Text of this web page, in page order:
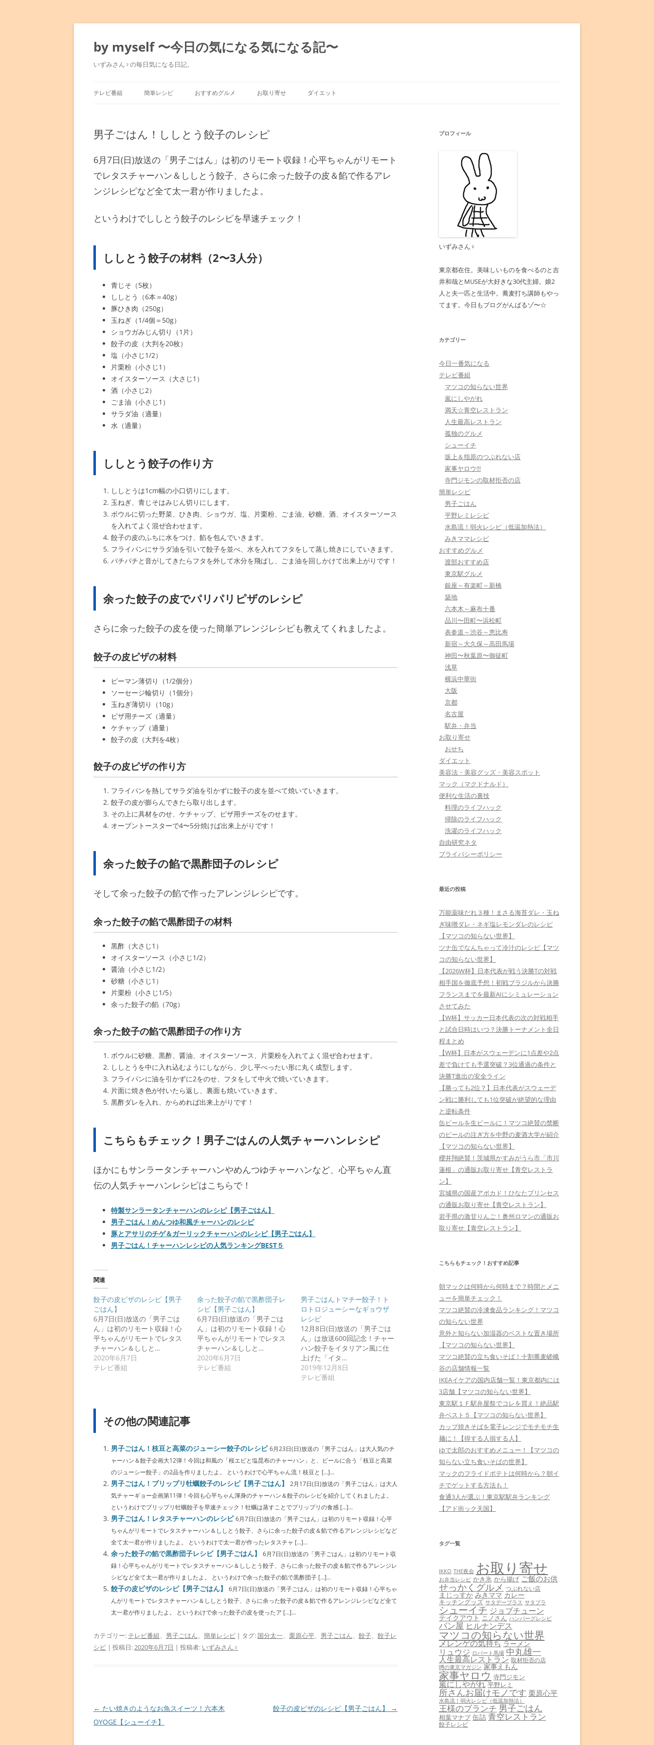
コ
テ
ン
ツ
ス
by myself 〜今日の気になる気になる記〜
いずみさん♀の毎日気になる日記。
テレビ番組
満天☆青空レストラン
孤独のグルメ
簡単レシピ
水島流！弱火レシピ
男子ごはん
おすすめグルメ
銀座～有楽町～新橋
六本木～麻布十番
お取り寄せ ダイエット
男子ごはん！ししとう餃子のレシピ
6月7日(日)放送の「男子ごはん」は初のリモート収録！心平ちゃんがリモート
でレタスチャーハン＆ししとう餃子、さらに余った餃子の皮＆餡で作るアレ
ンジレシピなど全て太一君が作りましたよ。
というわけでししとう餃子のレシピを早速チェック！
ししとう餃子の材料（2〜3人分）
青じそ（5枚）
ししとう（6本＝40g）
豚ひき肉（250g）
玉ねぎ（1/4個＝50g）
ショウガみじん切り（1片）
餃子の皮（大判を20枚）
塩（小さじ1/2）
片栗粉（小さじ1）
オイスターソース（大さじ1）
酒（小さじ2）
ごま油（小さじ1）
サラダ油（適量）
水（適量）
ししとう餃子の作り方
ししとうは1cm幅の小口切りにします。
玉ねぎ、青じそはみじん切りにします。
ボウルに切った野菜、ひき肉、ショウガ、塩、片栗粉、ごま油、砂糖、酒、オイスターソース
を入れてよく混ぜ合わせます。
餃子の皮のふちに水をつけ、餡を包んでいきます。
フライパンにサラダ油を引いて餃子を並べ、水を入れてフタをして蒸し焼きにしていきます。
パチパチと音がしてきたらフタを外して水分を飛ばし、ごま油を回しかけて出来上がりです！
余った餃子の皮でパリパリピザのレシピ
さらに余った餃子の皮を使った簡単アレンジレシピも教えてくれましたよ。
餃子の皮ピザの材料
ピーマン薄切り（1/2個分）
ソーセージ輪切り（1個分）
玉ねぎ薄切り（10g）
ピザ用チーズ（適量）
ケチャップ（適量）
餃子の皮（大判を4枚）
餃子の皮ピザの作り方
フライパンを熱してサラダ油を引かずに餃子の皮を並べて焼いていきます。
餃子の皮が膨らんできたら取り出します。
その上に具材をのせ、ケチャップ、ピザ用チーズをのせます。
オーブントースターで4〜5分焼けば出来上がりです！
余った餃子の餡で黒酢団子のレシピ
そして余った餃子の餡で作ったアレンジレシピです。
余った餃子の餡で黒酢団子の材料
黒酢（大さじ1）
オイスターソース（小さじ1/2）
醤油（小さじ1/2）
砂糖（小さじ1）
片栗粉（小さじ1/5）
余った餃子の餡（70g）
余った餃子の餡で黒酢団子の作り方
ボウルに砂糖、黒酢、醤油、オイスターソース、片栗粉を入れてよく混ぜ合わせます。
ししとうを中に入れ込むようにしながら、少し平べったい形に丸く成型します。
フライパンに油を引かずに2をのせ、フタをして中火で焼いていきます。
片面に焼き色が付いたら返し、裏面も焼いていきます。
黒酢ダレを入れ、からめれば出来上がりです！
こちらもチェック！男子ごはんの人気チャーハンレシピ
ほかにもサンラータンチャーハンやめんつゆチャーハンなど、心平ちゃん直
伝の人気チャーハンレシピはこちらで！
特製サンラータンチャーハンのレシピ【男子ごはん】
男子ごはん！めんつゆ和風チャーハンのレシピ
豚とアサリのチゲ＆ガーリックチャーハンのレシピ【男子ごはん】
男子ごはん！チャーハンレシピの人気ランキングBEST５
関連
餃子の皮ピザのレシピ【男子
ごはん】
6月7日(日)放送の「男子ごは
ん」は初のリモート収録！心
平ちゃんがリモートでレタス
チャーハン＆ししと…
2020年6月7日
テレビ番組
余った餃子の餡で黒酢団子レ
シピ【男子ごはん】
6月7日(日)放送の「男子ごは
ん」は初のリモート収録！心
平ちゃんがリモートでレタス
チャーハン＆ししと…
2020年6月7日
テレビ番組
男子ごはんトマチー餃子！ト
ロトロジューシーなギョウザ
レシピ
12月8日(日)放送の「男子ごは
ん」は放送600回記念！チャー
ハン餃子をイタリアン風に仕
上げた「イタ…
2019年12月8日
テレビ番組
その他の関連記事
男子ごはん！枝豆と高菜のジューシー餃子のレシピ 6月23日(日)放送の「男子ごはん」は大人気のチ
ャーハン＆餃子企画大12弾！今回は和風の「桜エビと塩昆布のチャーハン」と、ビールに合う「枝豆と高菜
のジューシー餃子」の2品を作りましたよ。 というわけで心平ちゃん流！枝豆と […]...
男子ごはん！プリップリ牡蠣餃子のレシピ【男子ごはん】
2月17日(日)放送の「男子ごはん」は大人
気チャーギョー企画第11弾！今回も心平ちゃん渾身のチャーハン＆餃子のレシピを紹介してくれましたよ。
というわけでプリップリ牡蠣餃子を早速チェック！牡蠣は蒸すことでプリップリの食感 […]...
男子ごはん！レタスチャーハンのレシピ 6月7日(日)放送の「男子ごはん」は初のリモート収録！心平
ちゃんがリモートでレタスチャーハン＆ししとう餃子、さらに余った餃子の皮＆餡で作るアレンジレシピなど
全て太一君が作りましたよ。 というわけで太一君が作ったレタスチャ […]...
余った餃子の餡で黒酢団子レシピ【男子ごはん】
6月7日(日)放送の「男子ごはん」は初のリモート収
録！心平ちゃんがリモートでレタスチャーハン＆ししとう餃子、さらに余った餃子の皮＆餡で作るアレンジレ
シピなど全て太一君が作りましたよ。 というわけで余った餃子の餡で黒酢団子 […]...
餃子の皮ピザのレシピ【男子ごはん】
6月7日(日)放送の「男子ごはん」は初のリモート収録！心平ちゃ
んがリモートでレタスチャーハン＆ししとう餃子、さらに余った餃子の皮＆餡で作るアレンジレシピなど全て
太一君が作りましたよ。 というわけで余った餃子の皮を使ったア […]...
カテゴリー: テレビ番組、 男子ごはん、 簡単レシピ | タグ: 国分太一、 栗原心平、 男子ごはん、 餃子、 餃子レ
シピ | 投稿日:2020年6月7日 | 投稿者: いずみさん♀
投
稿
← たい焼きのようなお魚スイーツ！六本木
OYOGE【シューイチ】
餃子の皮ピザのレシピ【男子ごはん】 →
プロフィール
いずみさん♀
東京都在住。美味しいものを食べるのと吉
井和哉とMUSEが大好きな30代主婦。娘2
人と夫一匹と生活中。蕎麦打ち講師もやっ
てます。今日もブログがんばるゾ〜☆
カテゴリー
今日一番気になる
テレビ番組
マツコの知らない世界
嵐にしやがれ
満天☆青空レストラン
人生最高レストラン
孤独のグルメ
シューイチ
坂上＆指原のつぶれない店
家事ヤロウ!!!
寺門ジモンの取材拒否の店
簡単レシピ
男子ごはん
平野レミレシピ
水島流！弱火レシピ（低温加熱法）
みきママレシピ
おすすめグルメ
渡部おすすめ店
東京駅グルメ
銀座～有楽町～新橋
築地
六本木～麻布十番
品川〜田町〜浜松町
表参道～渋谷～恵比寿
新宿～大久保～高田馬場
神田〜秋葉原〜御徒町
浅草
横浜中華街
大阪
京都
名古屋
駅弁・弁当
お取り寄せ
おせち
ダイエット
美容法・美容グッズ・美容スポット
マック（マクドナルド）
便利な生活の裏技
料理のライフハック
掃除のライフハック
洗濯のライフハック
自由研究ネタ
プライバシーポリシー
最近の投稿
万能薬味だれ３種！まさる海苔ダレ・玉ね
ぎ味噌ダレ・ネギ塩レモンダレのレシピ
【マツコの知らない世界】
ツナ缶でなんちゃって冷汁のレシピ【マツ
コの知らない世界】
【2026W杯】日本代表が戦う決勝Tの対戦
相手国を徹底予想！初戦ブラジルから決勝
フランスまでを最新AIにシミュレーション
させてみた
【W杯】サッカー日本代表の次の対戦相手
と試合日時はいつ？決勝トーナメント全日
程まとめ
【W杯】日本がスウェーデンに1点差や2点
差で負けても予選突破？3位通過の条件と
決勝T進出の安全ライン
【勝っても2位？】日本代表がスウェーデ
ン戦に勝利しても1位突破が絶望的な理由
と逆転条件
缶ビールを生ビールに！マツコ絶賛の禁断
のビールの注ぎ方を中野の麦酒大学が紹介
【マツコの知らない世界】
櫻井翔絶賛！茨城県かすみがうら市「市川
蓮根」の通販お取り寄せ【青空レストラ
ン】
宮城県の国産アボカド！ひなたプリンセス
の通販お取り寄せ【青空レストラン】
岩手県の激甘りんご！奥州ロマンの通販お
取り寄せ【青空レストラン】
こちらもチェック！おすすめ記事
朝マックは何時から何時まで？時間とメニ
ューを簡単チェック！
マツコ絶賛の冷凍食品ランキング！マツコ
の知らない世界
意外と知らない加湿器のベストな置き場所
【マツコの知らない世界】
マツコ絶賛の立ち食いそば！十割蕎麦嵯峨
谷の店舗情報一覧
IKEAイケアの国内店舗一覧！東京都内には
3店舗【マツコの知らない世界】
東京駅１Ｆ駅弁屋祭でコレを買え！絶品駅
弁ベスト５【マツコの知らない世界】
カップ焼きそばを電子レンジでモチモチ生
麺に！【得する人損する人】
ゆで太郎のおすすめメニュー！【マツコの
知らない立ち食いそばの世界】
マックのフライドポテトは何時から？朝イ
チでゲットする方法も！
食通3人が選ぶ！東京駅駅弁ランキング
【アド街ック天国】
タグ一覧
IKKO THE夜会 お取り寄せ
お弁当レシピ かき氷 から揚げ ご飯のお供
せっかくグルメ つぶれない店
まじっすか みきママ カレー
キッチングッズ サタデープラス サタプラ
シューイチ ジョブチューン
テイクアウト ニノさん ハンバーグレシピ
パン屋 ヒルナンデス
マツコの知らない世界
メレンゲの気持ち ラーメン
リュウジ ロバート馬場 中丸雄一
人生最高レストラン 取材拒否の店
噂の東京マガジン 家事えもん
家事ヤロウ 寺門ジモン
嵐にしやがれ 平野レミ
所さんお届けモノです 栗原心平
水島流！弱火レシピ（低温加熱法）
王様のブランチ 男子ごはん
相葉マナブ 缶詰 青空レストラン
餃子レシピ